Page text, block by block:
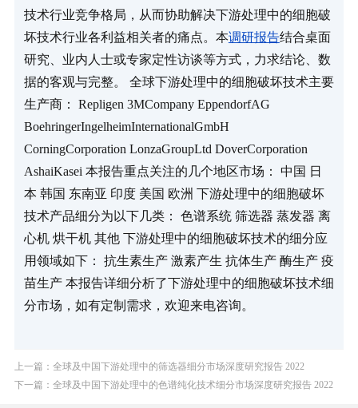
技术行业竞争格局，从而协助解决下游处理中的细胞破
坏技术行业各利益相关者的痛点。本调研报告结合桌面
研究、业内人士或专家定性访谈等方式，力求结论、数
据的客观与完整。 全球下游处理中的细胞破坏技术主要
生产商： Repligen 3MCompany EppendorfAG
BoehringerIngelheimInternationalGmbH
CorningCorporation LonzaGroupLtd DoverCorporation
AshaiKasei 本报告重点关注的几个地区市场： 中国 日
本 韩国 东南亚 印度 美国 欧洲 下游处理中的细胞破坏
技术产品细分为以下几类： 色谱系统 筛选器 蒸发器 离
心机 烘干机 其他 下游处理中的细胞破坏技术的细分应
用领域如下： 抗生素生产 激素产生 抗体生产 酶生产 疫
苗生产 本报告详细分析了下游处理中的细胞破坏技术细
分市场，如有定制需求，欢迎来电咨询。
上一篇：全球及中国下游处理中的筛选器细分市场深度研究报告 2022
下一篇：全球及中国下游处理中的色谱纯化技术细分市场深度研究报告 2022